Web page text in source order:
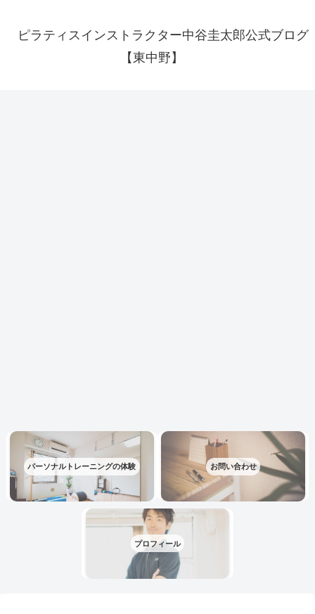
ピラティスインストラクター中谷圭太郎公式ブログ
【東中野】
パーソナルトレーニングの体験 お問い合わせ
プロフィール